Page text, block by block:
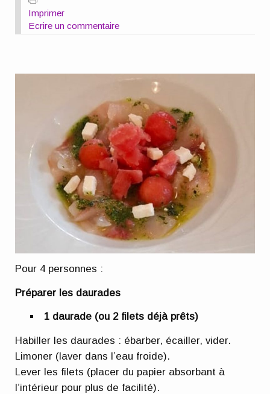
Imprimer
Ecrire un commentaire
Pour 4 personnes :
Préparer les daurades
1 daurade (ou 2 filets déjà prêts)
Habiller les daurades : ébarber, écailler, vider.
Limoner (laver dans l’eau froide).
Lever les filets (placer du papier absorbant à
l’intérieur pour plus de facilité).